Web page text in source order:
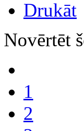
Drukāt
Novērtēt
1
2